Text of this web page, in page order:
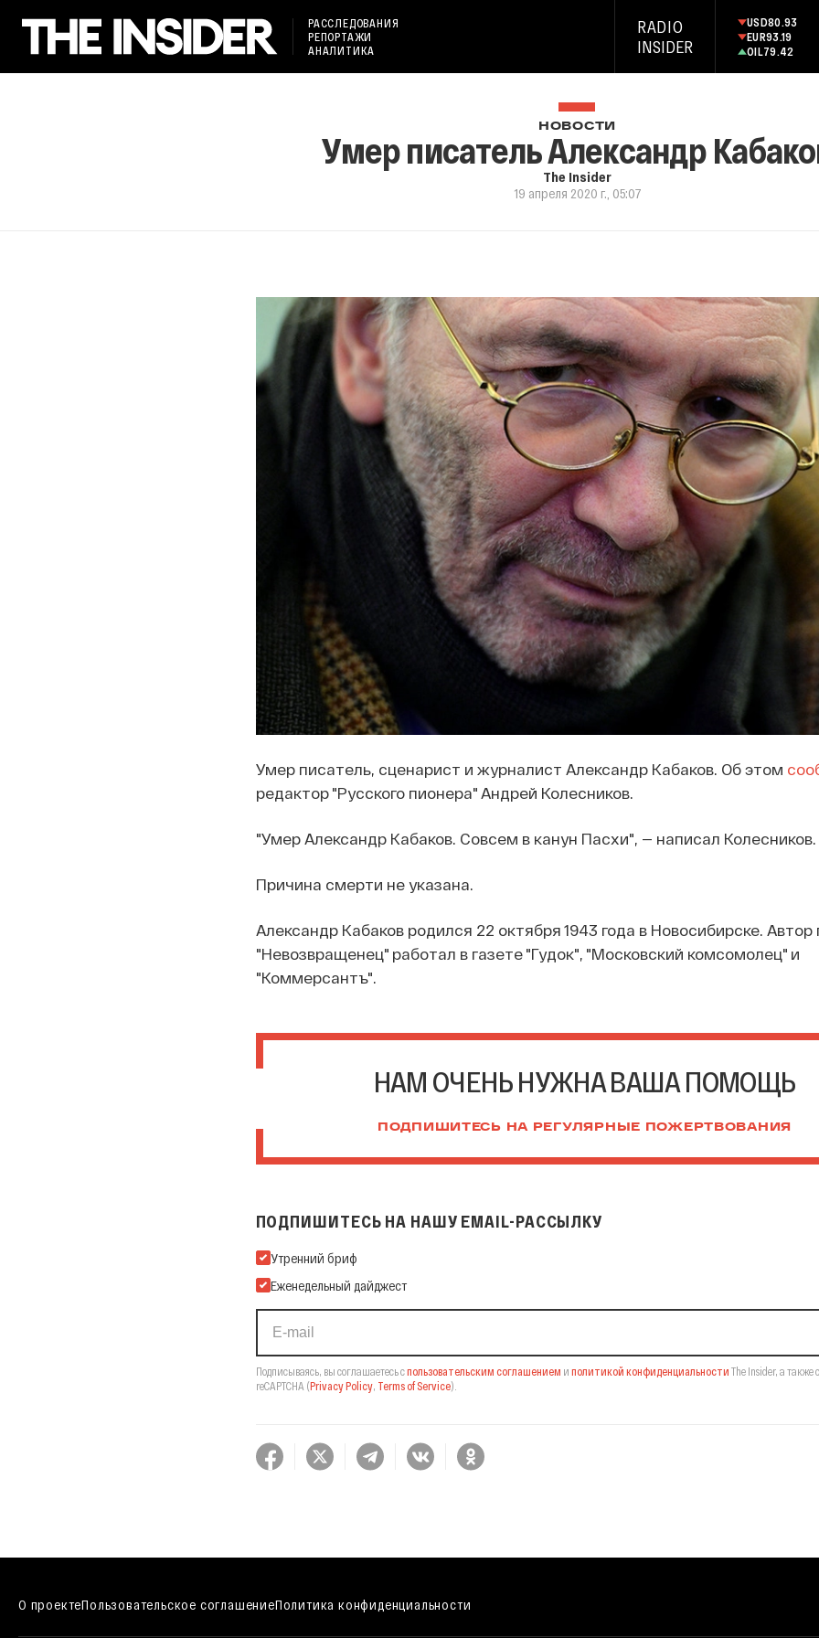
РАССЛЕДОВАНИЯ
РЕПОРТАЖИ
АНАЛИТИКА
RADIO
INSIDER
USD80.93
EUR93.19
OIL79.42
НОВОСТИ
Умер писатель Александр
The Insider
19 апреля 2020 г., 05:07
Умер писатель, сценарист и журналист Александр Кабаков. Об этом
редактор "Русского пионера" Андрей Колесников.
"Умер Александр Кабаков. Совсем в канун Пасхи", — написал Колесников.
Причина смерти не указана.
Александр Кабаков родился 22 октября 1943 года в Новосибирске. Автор
"Невозвращенец" работал в газете "Гудок", "Московский комсомолец" и
"Коммерсантъ".
НАМ ОЧЕНЬ НУЖНА ВАША ПОМОЩЬ
ПОДПИШИТЕСЬ НА РЕГУЛЯРНЫЕ ПОЖЕРТВОВАНИЯ
ПОДПИШИТЕСЬ НА НАШУ EMAIL-РАССЫЛКУ
Подпишитесь на нашу Email-рассылку
Утренний бриф
Еженедельный дайджест
Подписываясь, вы соглашаетесь спользовательским соглашением и политикой конфиденциальности The Insider, а также
reCAPTCHA (Privacy Policy, Terms of Service).
О проектеПользовательское соглашениеПолитика конфиденциальности